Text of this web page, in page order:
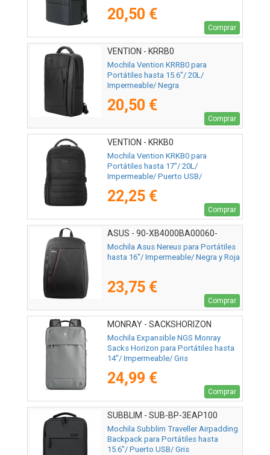
20,50 €
Comprar
VENTION - KRRB0
Mochila Vention KRRB0 para
Portátiles hasta 15.6"/ 20L/
Impermeable/ Negra
20,50 €
Comprar
VENTION - KRKB0
Mochila Vention KRKB0 para
Portátiles hasta 17"/ 20L/
Impermeable/ Puerto USB/
22,25 €
Comprar
ASUS - 90-XB4000BA00060-
Mochila Asus Nereus para Portátiles
hasta 16"/ Impermeable/ Negra y Roja
23,75 €
Comprar
MONRAY - SACKSHORIZON
Mochila Expansible NGS Monray
Sacks Horizon para Portátiles hasta
14"/ Impermeable/ Gris
24,99 €
Comprar
SUBBLIM - SUB-BP-3EAP100
Mochila Subblim Traveller Airpadding
Backpack para Portátiles hasta
15.6"/ Puerto USB/ Gris